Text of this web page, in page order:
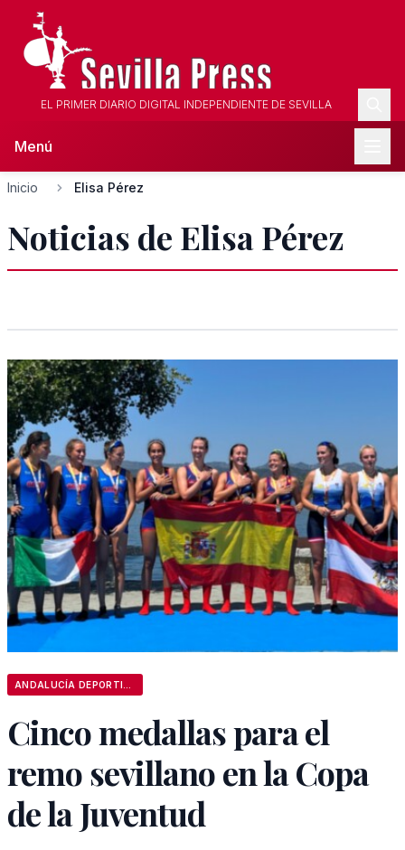
EL PRIMER DIARIO DIGITAL INDEPENDIENTE DE SEVILLA
Menú
Inicio Elisa Pérez
Noticias de Elisa Pérez
Cinco medallas para el
remo sevillano en la Copa
de la Juventud